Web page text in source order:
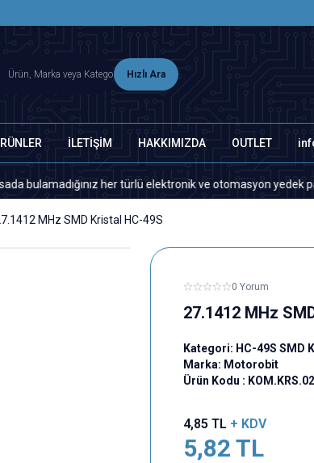
Hızlı Ara
İLETİŞİM HAKKIMIZDA OUTLET
her türlü elektronik ve otomasyon yedek parça
MHz SMD Kristal HC-49S
0 Yorum
27.1412 MHz
Kategori: HC-49S SMD
Marka: Motorobit
Ürün Kodu :
4,85 TL + KDV
5,82 TL